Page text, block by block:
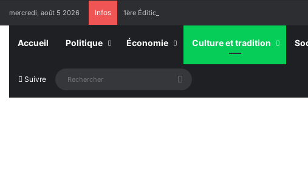
mercredi, août 5 2026 Infos 1ère Édition des Grandes Retrouvailles des Ressortissants
Accueil Politique Économie Culture et tradition
Suivre Rechercher